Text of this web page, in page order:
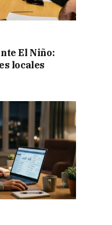
El Niño:
locales